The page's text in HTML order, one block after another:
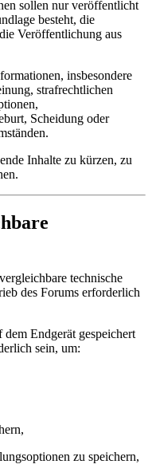
sollen nur veröffentlicht
besteht, die
Veröffentlichung aus
insbesondere
strafrechtlichen
Scheidung oder
Inhalte zu kürzen, zu
technische
des Forums erforderlich
Endgerät gespeichert
sein, um:
zu speichern,